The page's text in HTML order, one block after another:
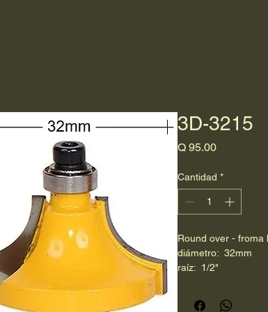
3D-3215
Q 95.00Precio
Cantidad *
Round over - froma
diámetro:  32mm
raíz:  1/2"